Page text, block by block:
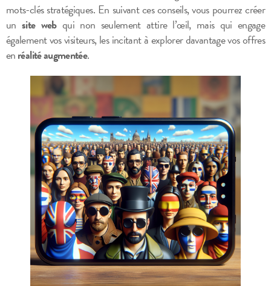
mots-clés stratégiques. En suivant ces conseils, vous pourrez créer
un site webqui non seulement attire l’œil, mais qui engage
également vos visiteurs, les incitant à explorer davantage vos offres
enréalité augmentée.